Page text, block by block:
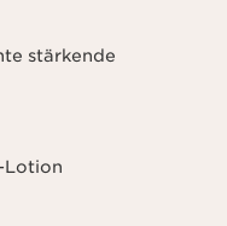
stärkende
Lotion